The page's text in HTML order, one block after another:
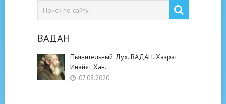
ВАДАН
Пьянительный Дух. ВАДАН. Хазрат
Инайят Хан.
07.08.2020